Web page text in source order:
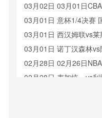
03月02日 03月01日
队 全场录像
03月01日 意杯1/4决赛
03月01日 西汉姆联vs
03月01日 诺丁汉森林
02月28日 02月26日
像
02月28日 麦加统一vs